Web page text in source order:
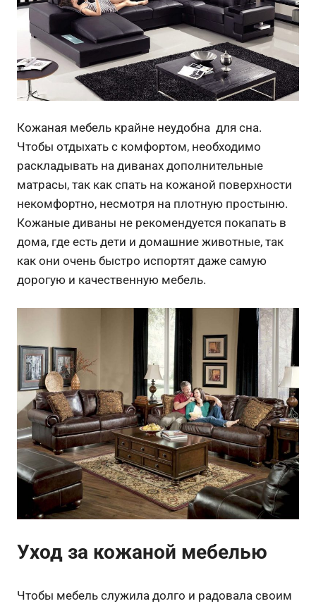
Кожаная мебель крайне неудобна для сна.
Чтобы отдыхать с комфортом, необходимо
раскладывать на диванах дополнительные
матрасы, так как спать на кожаной поверхности
некомфортно, несмотря на плотную простыню.
Кожаные диваны не рекомендуется покапать в
дома, где есть дети и домашние животные, так
как они очень быстро испортят даже самую
дорогую и качественную мебель.
Уход за кожаной мебелью
Чтобы мебель служила долго и радовала своим